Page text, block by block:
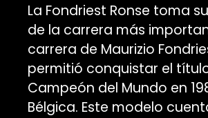
La Fondriest Ronse toma
de la carrera más
carrera de Maurizio
permitió conquistar el
Campeón del Mundo en
Bélgica. Este modelo